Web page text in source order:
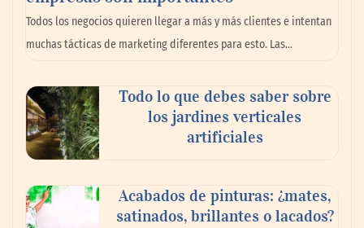
cuesta: Michelin lo demuestra ante notario
Paso a paso: ¿cómo prepararse para la
transición a la jornada de 40 horas? Guía
InfoBlock
Todos los negocios quieren llegar a más y más clientes e intentan
muchas tácticas de marketing diferentes para esto. Las…
Todo lo que debes saber sobre
los jardines verticales
artificiales
Acabados de pinturas: ¿mates,
satinados, brillantes o lacados?